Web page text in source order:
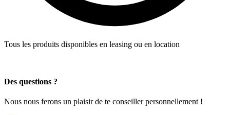
Tous les produits disponibles en leasing ou en location
Des questions ?
Nous nous ferons un plaisir de te conseiller personnellement !